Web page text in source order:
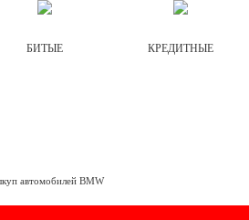
БИТЫЕ КРЕДИТНЫЕ
автомобилей BMW